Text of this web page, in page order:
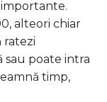
alteori chiar
ratezi
sau poate intra
timp,